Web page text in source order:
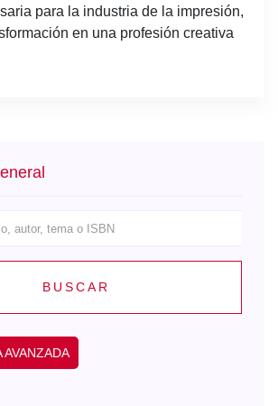
para la industria de la impresión,
en una profesión creativa
BUSCAR
AVANZADA